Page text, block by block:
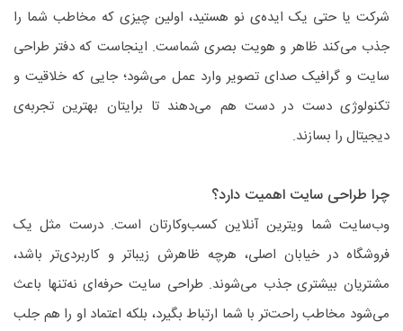
شرکت یا حتی یک ایده‌ی نو هستید، اولین چیزی که مخاطب شما را
جذب می‌کند ظاهر و هویت بصری شماست. اینجاست که دفتر طراحی
سایت و گرافیک صدای تصویر وارد عمل می‌شود؛ جایی که خلاقیت و
تکنولوژی دست در دست هم می‌دهند تا برایتان بهترین تجربه‌ی
دیجیتال را بسازند.
چرا طراحی سایت اهمیت دارد؟
وب‌سایت شما ویترین آنلاین کسب‌وکارتان است. درست مثل یک
فروشگاه در خیابان اصلی، هرچه ظاهرش زیباتر و کاربردی‌تر باشد،
مشتریان بیشتری جذب می‌شوند. طراحی سایت حرفه‌ای نه‌تنها باعث
می‌شود مخاطب راحت‌تر با شما ارتباط بگیرد، بلکه اعتماد او را هم جلب